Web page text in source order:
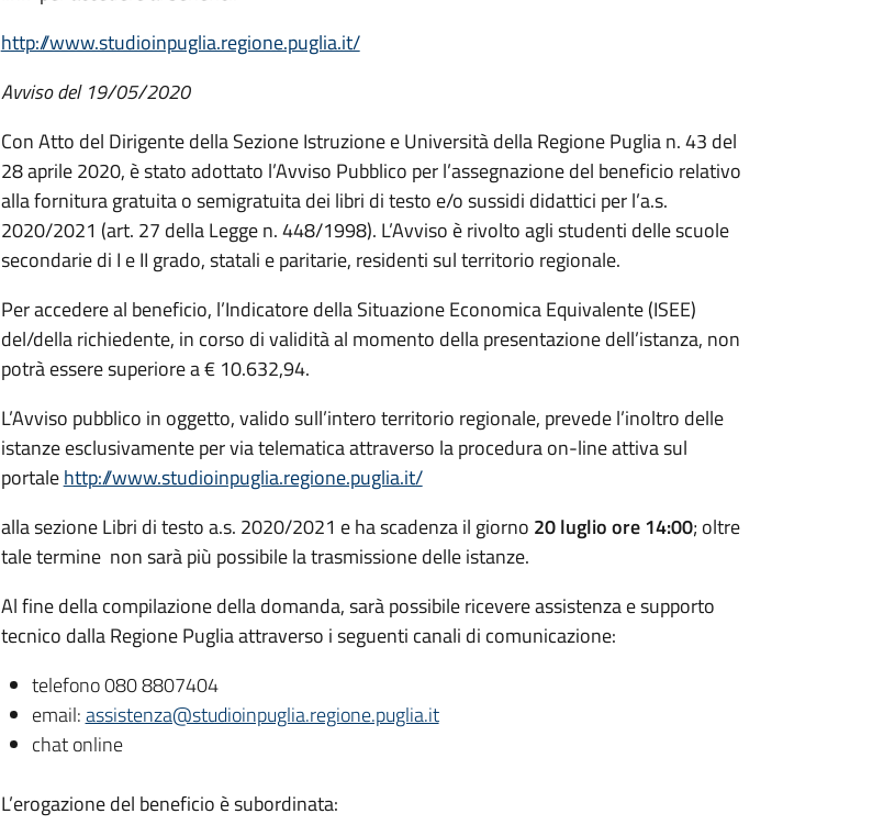
http://www.studioinpuglia.regione.puglia.it/
Avviso del 19/05/2020
Con Atto del Dirigente della Sezione Istruzione e Università della Regione Puglia n. 43 del
28 aprile 2020, è stato adottato l’Avviso Pubblico per l’assegnazione del beneficio relativo
alla fornitura gratuita o semigratuita dei libri di testo e/o sussidi didattici per l’a.s.
2020/2021 (art. 27 della Legge n. 448/1998). L’Avviso è rivolto agli studenti delle scuole
secondarie di I e II grado, statali e paritarie, residenti sul territorio regionale.
Per accedere al beneficio, l’Indicatore della Situazione Economica Equivalente (ISEE)
del/della richiedente, in corso di validità al momento della presentazione dell’istanza, non
potrà essere superiore a € 10.632,94.
L’Avviso pubblico in oggetto, valido sull’intero territorio regionale, prevede l’inoltro delle
istanze esclusivamente per via telematica attraverso la procedura on-line attiva sul
portalehttp://www.studioinpuglia.regione.puglia.it/
alla sezione Libri di testo a.s. 2020/2021 e ha scadenza il giorno 20 luglio ore 14:00; oltre
tale termine non sarà più possibile la trasmissione delle istanze.
Al fine della compilazione della domanda, sarà possibile ricevere assistenza e supporto
tecnico dalla Regione Puglia attraverso i seguenti canali di comunicazione:
telefono 080 8807404
email:assistenza@studioinpuglia.regione.puglia.it
chat online
L’erogazione del beneficio è subordinata: